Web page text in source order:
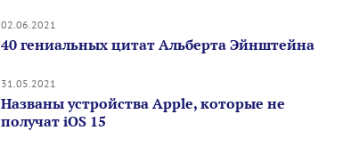
02.06.2021
40 гениальных цитат Альберта Эйнштейна
31.05.2021
Названы устройства Apple, которые не
получат iOS 15